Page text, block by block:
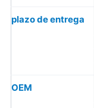
plazo de entrega
OEM